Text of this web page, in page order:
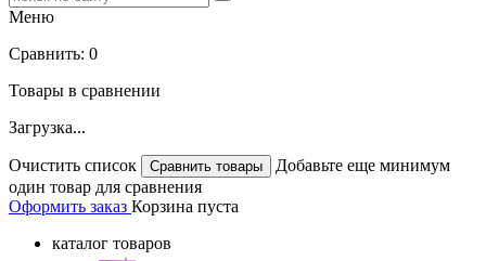
Меню
Сравнить: 0
Товары в сравнении
Загрузка...
Очистить список
Добавьте еще минимум
один товар для сравнения
Оформить заказ Корзина пуста
каталог товаров